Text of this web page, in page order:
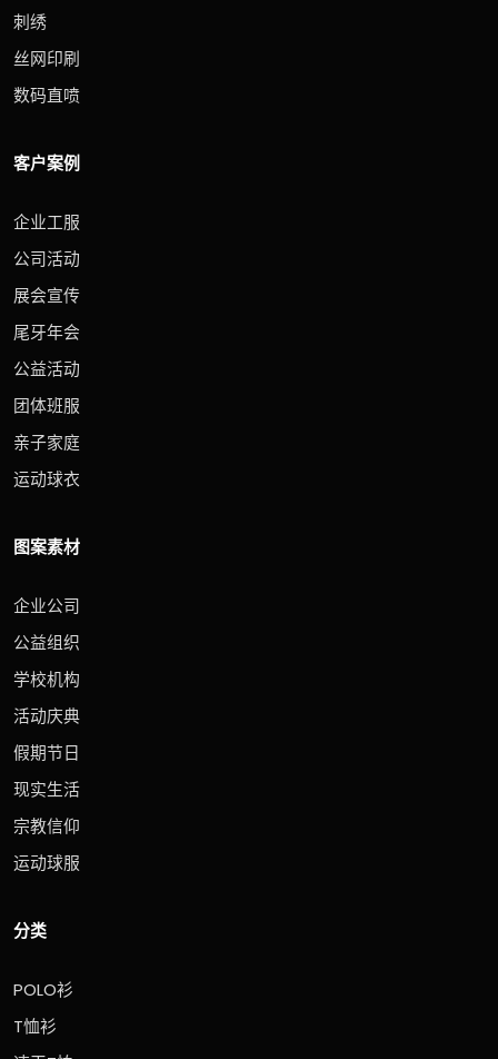
刺绣
丝网印刷
数码直喷
客户案例
企业工服
公司活动
展会宣传
尾牙年会
公益活动
团体班服
亲子家庭
运动球衣
图案素材
企业公司
公益组织
学校机构
活动庆典
假期节日
现实生活
宗教信仰
运动球服
分类
POLO衫
T恤衫